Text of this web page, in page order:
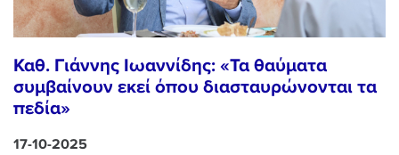
Καθ. Γιάννης Ιωαννίδης: «Τα θαύματα
συμβαίνουν εκεί όπου διασταυρώνονται τα
πεδία»
17-10-2025